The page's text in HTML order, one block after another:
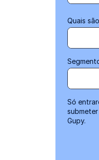
Quais
Só
Gupy.